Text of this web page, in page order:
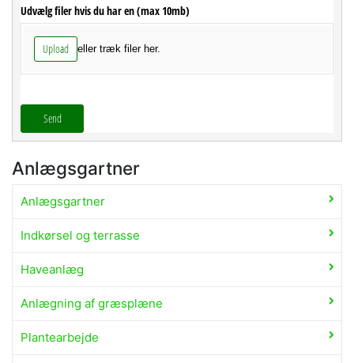
Udvælg filer hvis du har en (max 10mb)
Upload eller træk filer her.
Send
Anlægsgartner
Anlægsgartner
Indkørsel og terrasse
Haveanlæg
Anlægning af græsplæne
Plantearbejde